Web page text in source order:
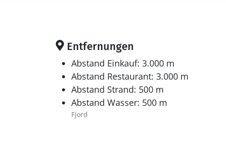
Entfernungen
Abstand Einkauf: 3.000 m
Abstand Restaurant: 3.000 m
Abstand Strand: 500 m
Abstand Wasser: 500 m
Fjord